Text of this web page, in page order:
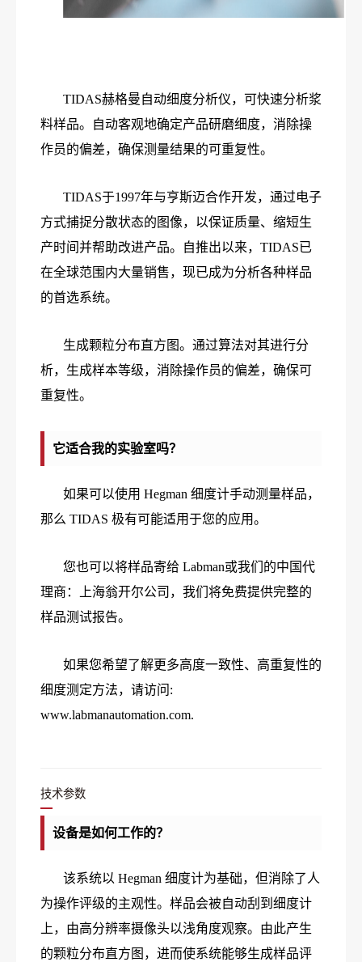
TIDAS赫格曼自动细度分析仪，可快速分析浆
料样品。自动客观地确定产品研磨细度，消除操
作员的偏差，确保测量结果的可重复性。
TIDAS于1997年与亨斯迈合作开发，通过电子
方式捕捉分散状态的图像，以保证质量、缩短生
产时间并帮助改进产品。自推出以来，TIDAS已
在全球范围内大量销售，现已成为分析各种样品
的首选系统。
生成颗粒分布直方图。通过算法对其进行分
析，生成样本等级，消除操作员的偏差，确保可
重复性。
它适合我的实验室吗？
如果可以使用 Hegman 细度计手动测量样品，
那么 TIDAS 极有可能适用于您的应用。
您也可以将样品寄给 Labman或我们的中国代
理商：上海翁开尔公司，我们将免费提供完整的
样品测试报告。
如果您希望了解更多高度一致性、高重复性的
细度测定方法，请访问:
www.labmanautomation.com.
技术参数
设备是如何工作的？
该系统以 Hegman 细度计为基础，但消除了人
为操作评级的主观性。样品会被自动刮到细度计
上，由高分辨率摄像头以浅角度观察。由此产生
的颗粒分布直方图，进而使系统能够生成样品评